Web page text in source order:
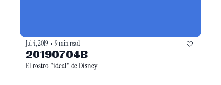
Jul 4, 2019 • 9 min read
20190704B
El rostro "ideal" de Disney